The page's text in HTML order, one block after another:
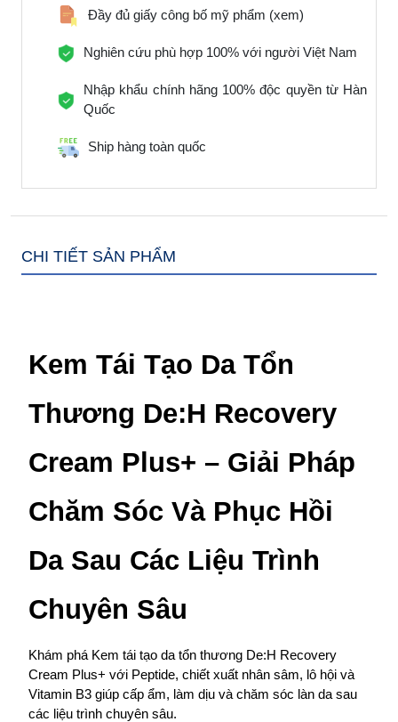
Đầy đủ giấy công bố mỹ phẩm (xem)
Nghiên cứu phù hợp 100% với người Việt Nam
Nhập khẩu chính hãng 100% độc quyền từ Hàn
Quốc
Ship hàng toàn quốc
CHI TIẾT SẢN PHẨM
Kem Tái Tạo Da Tổn
Thương De:H Recovery
Cream Plus+ – Giải Pháp
Chăm Sóc Và Phục Hồi
Da Sau Các Liệu Trình
Chuyên Sâu
Khám phá Kem tái tạo da tổn thương De:H Recovery
Cream Plus+ với Peptide, chiết xuất nhân sâm, lô hội và
Vitamin B3 giúp cấp ẩm, làm dịu và chăm sóc làn da sau
các liệu trình chuyên sâu.